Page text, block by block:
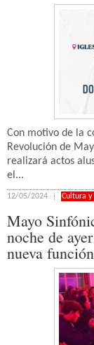
Con motivo de la
Revolución de
realizará actos
el...
12/05/2024 Cultura y
Mayo
noche de
nueva función